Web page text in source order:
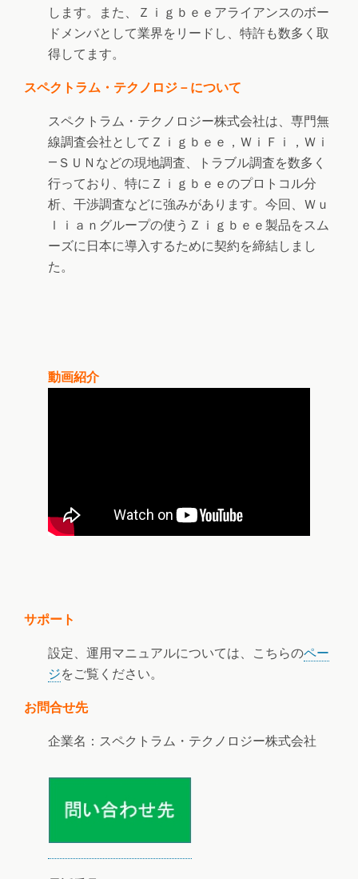
します。また、Ｚｉｇｂｅｅアライアンスのボー
ドメンバとして業界をリードし、特許も数多く取
得してます。
スペクトラム・テクノロジ－について
スペクトラム・テクノロジー株式会社は、専門無
線調査会社としてＺｉｇｂｅｅ，ＷｉＦｉ，Ｗｉ
―ＳＵＮなどの現地調査、トラブル調査を数多く
行っており、特にＺｉｇｂｅｅのプロトコル分
析、干渉調査などに強みがあります。今回、Ｗｕ
ｌｉａｎグループの使うＺｉｇｂｅｅ製品をスム
ーズに日本に導入するために契約を締結しまし
た。
動画紹介
サポート
設定、運用マニュアルについては、こちらのペー
ジをご覧ください。
お問合せ先
企業名：スペクトラム・テクノロジー株式会社